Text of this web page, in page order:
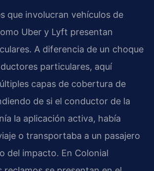
que involucran vehículos de
Uber y Lyft presentan
A diferencia de un choque
particulares, aquí
capas de cobertura de
de si el conductor de la
la aplicación activa, había
o transportaba a un pasajero
del impacto. En Colonial